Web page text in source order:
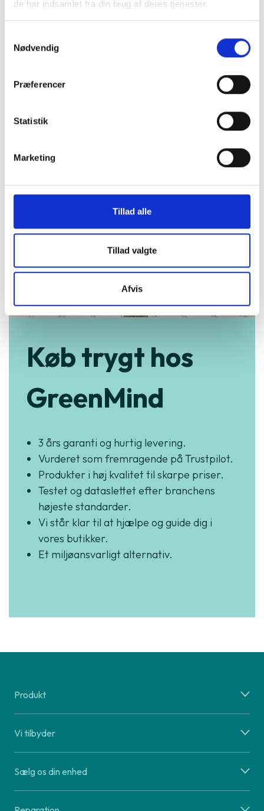
de har indsamlet fra din brug af deres tjenester.
Nødvendig
Præferencer
Statistik
Marketing
Tillad alle
Tillad valgte
Afvis
skærmbeskyttelse IKKE
Pro/14/16e/17e
149 kr.
Køb trygt hos
GreenMind
3 års garanti og hurtig levering.
Vurderet som fremragende på Trustpilot.
Produkter i høj kvalitet til skarpe priser.
Testet og dataslettet efter branchens
højeste standarder.
Vi står klar til at hjælpe og guide dig i
vores butikker.
Et miljøansvarligt alternativ.
Produkt
Vi tilbyder
Sælg os din enhed